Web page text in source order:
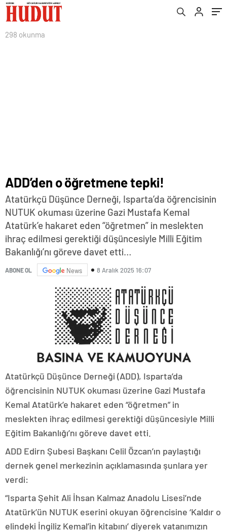
298 okunma
ADD’den o öğretmene tepki!
Atatürkçü Düşünce Derneği, Isparta’da öğrencisinin
NUTUK okuması üzerine Gazi Mustafa Kemal
Atatürk’e hakaret eden “öğretmen” in meslekten
ihraç edilmesi gerektiği düşüncesiyle Milli Eğitim
Bakanlığı’nı göreve davet etti…
ABONE OL News 8 Aralık 2025 16:07
Atatürkçü Düşünce Derneği (ADD), Isparta’da
öğrencisinin NUTUK okuması üzerine Gazi Mustafa
Kemal Atatürk’e hakaret eden “öğretmen” in
meslekten ihraç edilmesi gerektiği düşüncesiyle Milli
Eğitim Bakanlığı’nı göreve davet etti.
ADD Edirn Şubesi Başkanı Celil Özcan’ın paylaştığı
dernek genel merkezinin açıklamasında şunlara yer
verdi:
“Isparta Şehit Ali İhsan Kalmaz Anadolu Lisesi’nde
Atatürk’ün NUTUK eserini okuyan öğrencisine ‘Kaldır o
elindeki İngiliz Kemal’in kitabını’ diyerek vatanımızın